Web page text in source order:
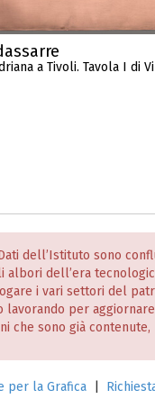
a Tivoli. Tavola I di
dell’Istituto sono
albori dell’era
i vari settori del
lavorando per
che sono già
per la Grafica